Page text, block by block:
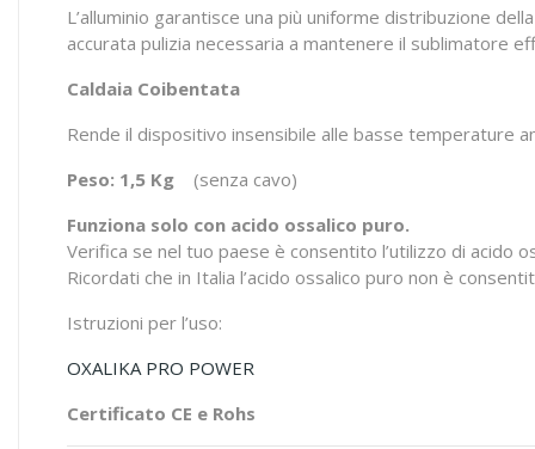
L’alluminio garantisce una più uniforme distribuzione
accurata pulizia necessaria a mantenere il sublimatore
Caldaia Coibentata
Rende il dispositivo insensibile alle basse temperature
Peso: 1,5 Kg
(senza cavo)
Funziona solo con acido ossalico puro.
Verifica se nel tuo paese è consentito l’utilizzo di acido
Ricordati che in Italia l’acido ossalico puro non è
Istruzioni per l’uso:
OXALIKA PRO POWER
Certificato CE e Rohs